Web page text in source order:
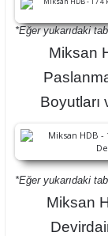
*Eğer yukarıdaki
Miksan
Boyutları
*Eğer yukarıdaki
Miksan